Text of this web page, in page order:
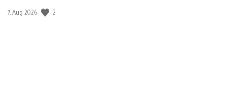
Veröffentlichungsdatum:
7. Aug 2026 2